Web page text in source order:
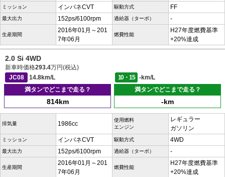
ミッション インパネCVT 駆動方式 FF
最大出力 152ps/6100rpm 過給器（ターボ） -
生産期間
2016年01月～201
7年06月
燃費性能
H27年度燃費基準
+20%達成
2.0 Si 4WD
新車時価格293.4万円(税込)
JC08
14.8km/L 10・15
-km/L
満タンでどこまで走る？
814km
満タンでどこまで走る？
-km
排気量 1986cc
使用燃料
エンジン
レギュラー
ガソリン
ミッション インパネCVT 駆動方式 4WD
最大出力 152ps/6100rpm 過給器（ターボ） -
生産期間
2016年01月～201
7年06月
燃費性能
H27年度燃費基準
+20%達成